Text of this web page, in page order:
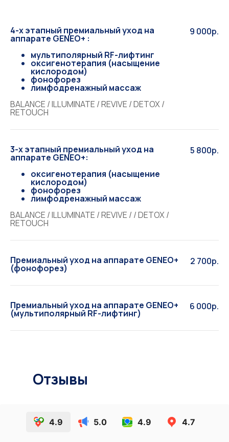
4-х этапный премиальный уход на
аппарате GENEO+ :
мультиполярный RF-лифтинг
оксигенотерапия (насыщение
кислородом)
фонофорез
лимфодренажный массаж
BALANCE / ILLUMINATE / REVIVE / DETOX /
RETOUCH
9 000р.
3-х этапный премиальный уход на
аппарате GENEO+:
оксигенотерапия (насыщение
кислородом)
фонофорез
лимфодренажный массаж
BALANCE / ILLUMINATE / REVIVE / / DETOX /
RETOUCH
5 800р.
Премиальный уход на аппарате GENEO+
(фонофорез)
2 700р.
Премиальный уход на аппарате GENEO+
(мультиполярный RF-лифтинг)
6 000р.
Отзывы
4.9 5.0 4.9 4.7